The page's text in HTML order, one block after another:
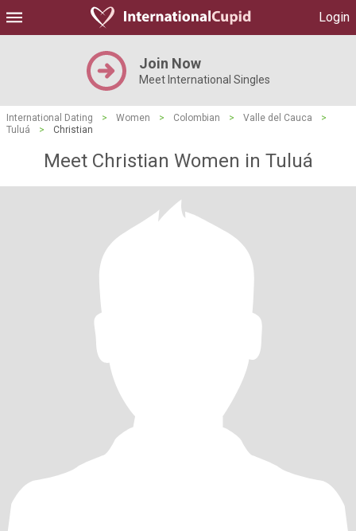
Login
Join Now
Meet International Singles
International Dating > Women > Colombian > Valle del Cauca
>
Tuluá
> Christian
Meet Christian Women in Tuluá